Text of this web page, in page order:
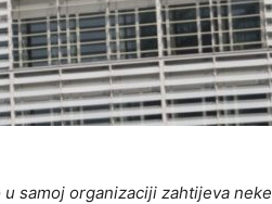
samoj organizaciji zahtijeva neke